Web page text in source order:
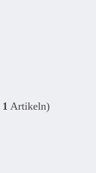
1 Artikeln)